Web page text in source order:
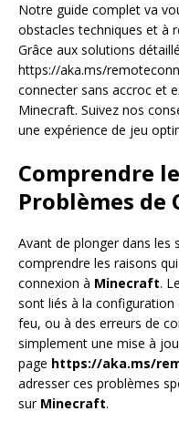
Notre guide complet va
obstacles techniques et à
Grâce aux solutions
https://aka.ms/
connecter sans accroc et
Minecraft. Suivez nos
une expérience de jeu
Comprendre
Problèmes de
Avant de plonger dans les
comprendre les raisons
connexion à Minecraft.
sont liés à la configuration
feu, ou à des erreurs de
simplement une mise à
page https://aka.ms/
adresser ces problèmes
sur Minecraft.